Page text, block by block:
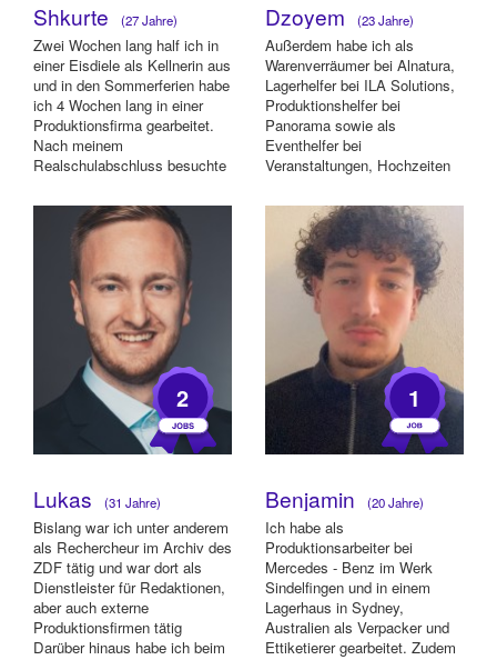
Shkurte (27 Jahre)
Zwei Wochen lang half ich in
einer Eisdiele als Kellnerin aus
und in den Sommerferien habe
ich 4 Wochen lang in einer
Produktionsfirma gearbeitet.
Nach meinem
Realschulabschluss besuchte
Dzoyem (23 Jahre)
Außerdem habe ich als
Warenverräumer bei Alnatura,
Lagerhelfer bei ILA Solutions,
Produktionshelfer bei
Panorama sowie als
Eventhelfer bei
Veranstaltungen, Hochzeiten
Zusätzl...
2
Lukas (31 Jahre)
Bislang war ich unter anderem
als Rechercheur im Archiv des
ZDF tätig und war dort als
Dienstleister für Redaktionen,
aber auch externe
Produktionsfirmen tätig
Darüber hinaus habe ich beim
1
Benjamin (20 Jahre)
Ich habe als
Produktionsarbeiter bei
Mercedes - Benz im Werk
Sindelfingen und in einem
Lagerhaus in Sydney,
Australien als Verpacker und
Ettiketierer gearbeitet. Zudem